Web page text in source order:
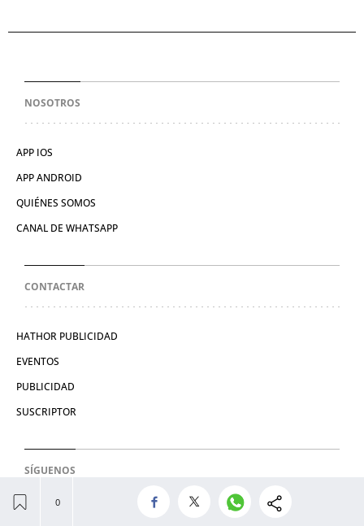
NOSOTROS
APP IOS
APP ANDROID
QUIÉNES SOMOS
CANAL DE WHATSAPP
CONTACTAR
HATHOR PUBLICIDAD
EVENTOS
PUBLICIDAD
SUSCRIPTOR
SÍGUENOS